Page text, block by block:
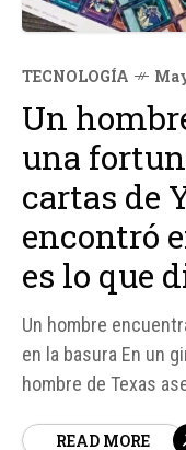
TECNOLOGÍA
Un
una
cartas de
encontró
es lo que
Un hombre
en la basura En un
hombre de Texas
valoradas en casi 1
READ MORE